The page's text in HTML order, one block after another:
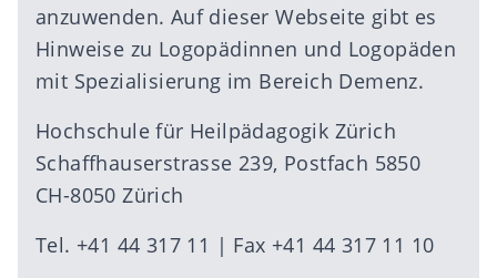
anzuwenden. Auf dieser Webseite gibt es
Hinweise zu Logopädinnen und Logopäden
mit Spezialisierung im Bereich Demenz.
Hochschule für Heilpädagogik Zürich
Schaffhauserstrasse 239, Postfach 5850
CH-8050 Zürich
Tel. +41 44 317 11 | Fax +41 44 317 11 10